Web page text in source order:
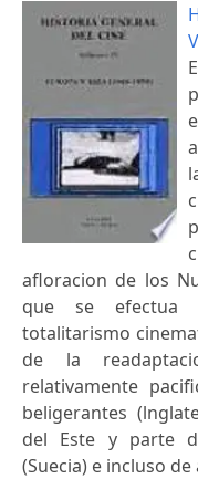
afloracion de los
que se efectua
totalitarismo
de la
relativamente
beligerantes
del Este y parte
(Suecia) e incluso